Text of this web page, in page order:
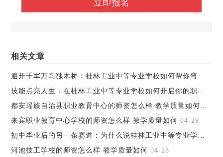
相关文章
来宾职业教育中心学校的师资怎么样 教学质量如何 04-29
河池技工学校的师资怎么样 教学质量如何 04-28